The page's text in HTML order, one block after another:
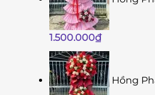
1.500.000₫
Hồng